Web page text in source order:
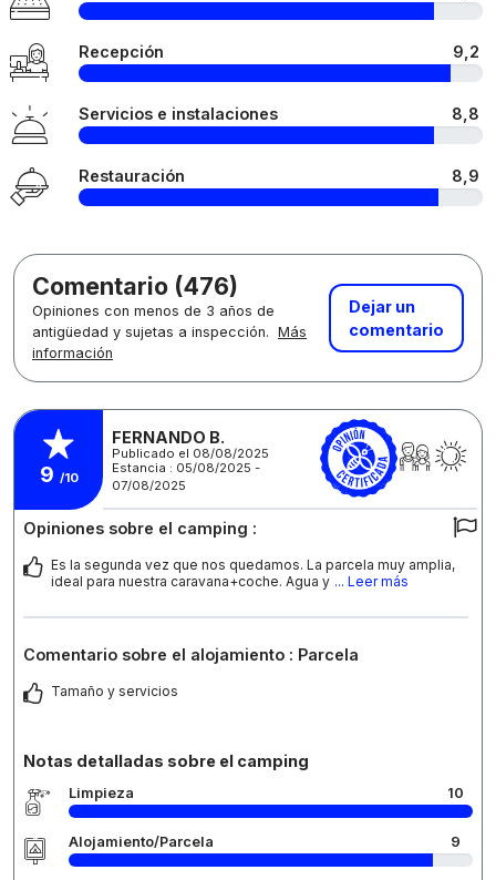
Recepción 9,2
Servicios e instalaciones 8,8
Restauración 8,9
Comentario (476)
Opiniones con menos de 3 años de
antigüedad y sujetas a inspección. Más
información
Dejar un
comentario
9 /10
FERNANDO B.
Publicado el 08/08/2025
Estancia : 05/08/2025 -
07/08/2025
Opiniones sobre el camping :
Es la segunda vez que nos quedamos. La parcela muy amplia,
ideal para nuestra caravana+coche. Agua y ... Leer más
Comentario sobre el alojamiento : Parcela
Tamaño y servicios
Notas detalladas sobre el camping
Limpieza 10
Alojamiento/Parcela 9